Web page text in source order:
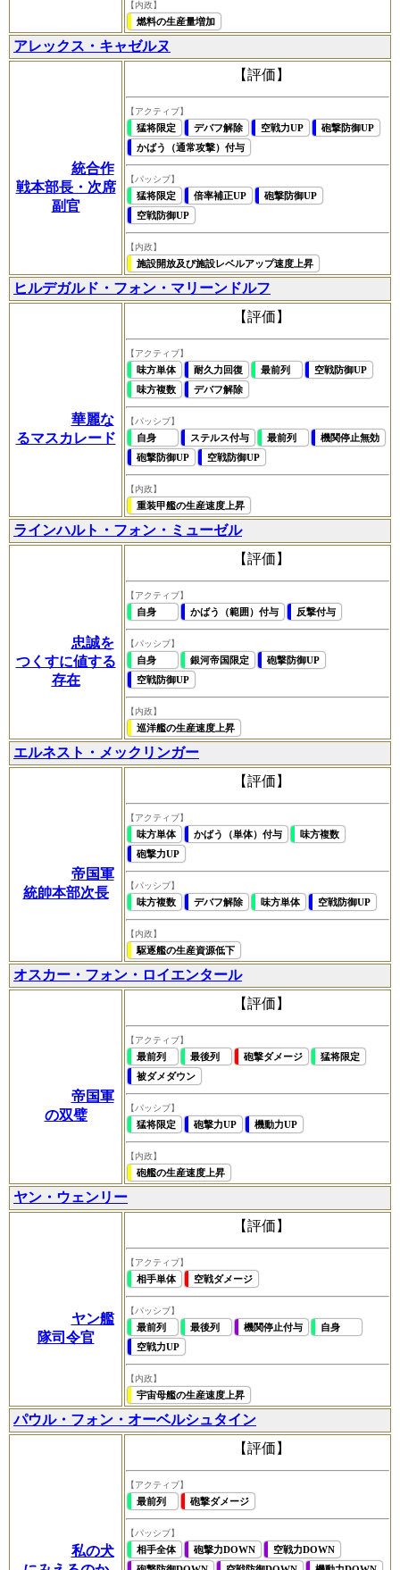
【内政】
燃料の生産量増加
アレックス・キャゼルヌ
統合作
戦本部長・次席
副官
【評価】
【アクティブ】
猛将限定 デバフ解除 空戦力UP
砲撃防御UP
かばう（通常攻撃）付与
【パッシブ】
猛将限定 倍率補正UP
砲撃防御UP
空戦防御UP
【内政】
施設開放及び施設レベルアップ速度上昇
ヒルデガルド・フォン・マリーンドルフ
華麗な
るマスカレード
【評価】
【アクティブ】
味方単体 耐久力回復 最前列
空戦防御UP
味方複数
デバフ解除
【パッシブ】
自身 ステルス付与 最前列
機関停止無効
砲撃防御UP
空戦防御UP
【内政】
重装甲艦の生産速度上昇
ラインハルト・フォン・ミューゼル
忠誠を
つくすに値する
存在
【評価】
【アクティブ】
自身 かばう（範囲）付与 反撃付与
【パッシブ】
自身 銀河帝国限定
砲撃防御UP
空戦防御UP
【内政】
巡洋艦の生産速度上昇
エルネスト・メックリンガー
帝国軍
統帥本部次長
【評価】
【アクティブ】
味方単体 かばう（単体）付与
味方複数
砲撃力UP
【パッシブ】
味方複数 デバフ解除 味方単体 空戦防御UP
【内政】
駆逐艦の生産資源低下
オスカー・フォン・ロイエンタール
帝国軍
の双璧
【評価】
【アクティブ】
最前列 最後列 砲撃ダメージ
猛将限定
被ダメダウン
【パッシブ】
猛将限定 砲撃力UP 機動力UP
【内政】
砲艦の生産速度上昇
ヤン・ウェンリー
ヤン艦
隊司令官
【評価】
【アクティブ】
相手単体 空戦ダメージ
【パッシブ】
最前列 最後列 機関停止付与
自身
空戦力UP
【内政】
宇宙母艦の生産速度上昇
パウル・フォン・オーベルシュタイン
私の犬
【評価】
【アクティブ】
最前列 砲撃ダメージ
【パッシブ】
相手全体 砲撃力DOWN
空戦力DOWN